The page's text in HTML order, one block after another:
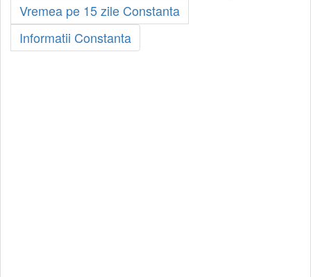
Vremea pe 15 zile Constanta
Informatii Constanta